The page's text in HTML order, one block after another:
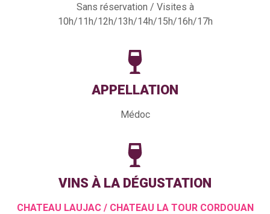
Sans réservation / Visites à
10h/11h/12h/13h/14h/15h/16h/17h
APPELLATION
Médoc
VINS À LA DÉGUSTATION
CHATEAU LAUJAC / CHATEAU LA TOUR CORDOUAN